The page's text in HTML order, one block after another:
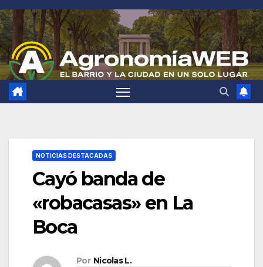
Saltar
al
contenido
NOTICIAS DESTACADAS
Cayó banda de
«robacasas» en La
Boca
Por Nicolas L.